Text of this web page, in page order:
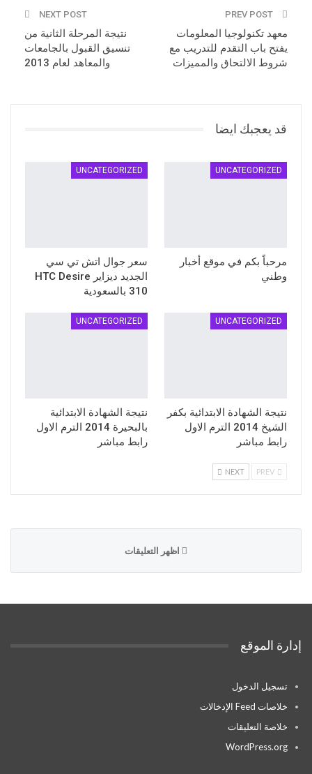
معهد تكنولوجيا المعلومات
يفتح باب التقدم للتدريب مع
شروط الالتحاق والمميزات
NEXT POST
نتيجة المرحلة الثانية من
تنسيق القبول بالجامعات
والمعاهد لعام 2013
قد يعجبك ايضا
UNCATEGORIZED
مرحباً بكم في موقع أخبار
وطني
UNCATEGORIZED
سعر جوال اتش تي سي
الجديد ديزاير HTC Desire
310 بالسعودية
UNCATEGORIZED
نتيجة الشهادة الابتدائية بكفر
الشيخ 2014 الترم الاول
رابط مباشر
UNCATEGORIZED
نتيجة الشهادة الابتدائية
بالبحيرة 2014 الترم الاول
رابط مباشر
NEXT
اظهر التعليقات
إدارة الموقع
تسجيل الدخول
خلاصات Feed الإدخالات
خلاصة التعليقات
WordPress.org